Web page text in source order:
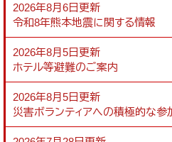
2026年8月6日更新
令和8年熊本地震に関する情報
2026年8月5日更新
ホテル等避難のご案内
2026年8月5日更新
災害ボランティアへの積極的な参